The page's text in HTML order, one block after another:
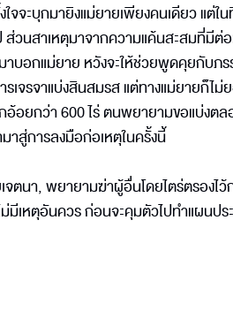
จะบุกมายิงแม่ยายเพียงคนเดียว แต่ใน
นสาเหตุมาจากความแค้นสะสมที่มีต่อ
บอกแม่ยาย หวังจะให้ช่วยพูดคุยกับภร
เจรจาแบ่งสินสมรส แต่ทางแม่ยายก็ไม่
อยกว่า 600 ไร่ ตนพยายามขอแบ่งต
าสู่การลงมือก่อเหตุในครั้งนี้
จตนา, พยายามฆ่าผู้อื่นโดยไตร่ตรอง
มีเหตุอันควร ก่อนจะคุมตัวไปทำแผนป